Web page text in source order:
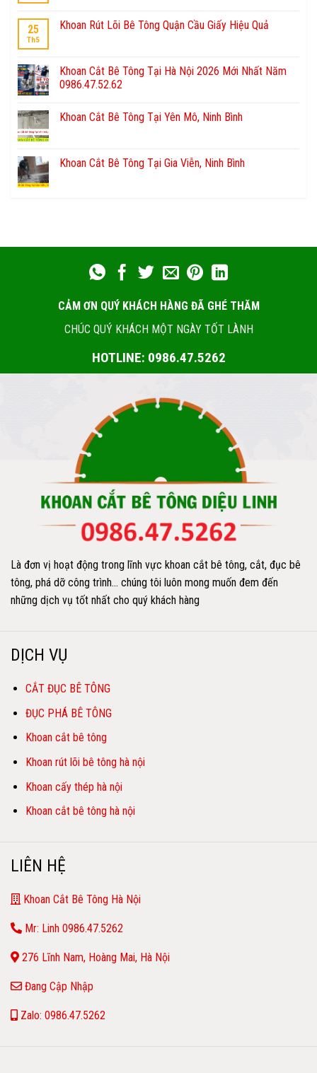
25
Th5
Khoan Rút Lõi Bê Tông Quận Cầu Giấy Hiệu Quả
Khoan Cắt Bê Tông Tại Hà Nội 2026 Mới Nhất Năm
0986.47.52.62
Khoan Cắt Bê Tông Tại Yên Mô, Ninh Bình
Khoan Cắt Bê Tông Tại Gia Viễn, Ninh Bình
CẢM ƠN QUÝ KHÁCH HÀNG ĐÃ GHÉ THĂM
CHÚC QUÝ KHÁCH MỘT NGÀY TỐT LÀNH
HOTLINE: 0986.47.5262
Là đơn vị hoạt động trong lĩnh vực khoan cắt bê tông, cắt, đục bê
tông, phá dỡ công trình… chúng tôi luôn mong muốn đem đến
những dịch vụ tốt nhất cho quý khách hàng
DỊCH VỤ
CẮT ĐỤC BÊ TÔNG
ĐỤC PHÁ BÊ TÔNG
Khoan cắt bê tông
Khoan rút lõi bê tông hà nội
Khoan cấy thép hà nội
Khoan cắt bê tông hà nội
LIÊN HỆ
Khoan Cắt Bê Tông Hà Nội
Mr: Linh 0986.47.5262
276 Lĩnh Nam, Hoàng Mai, Hà Nội
Đang Cập Nhập
Zalo: 0986.47.5262